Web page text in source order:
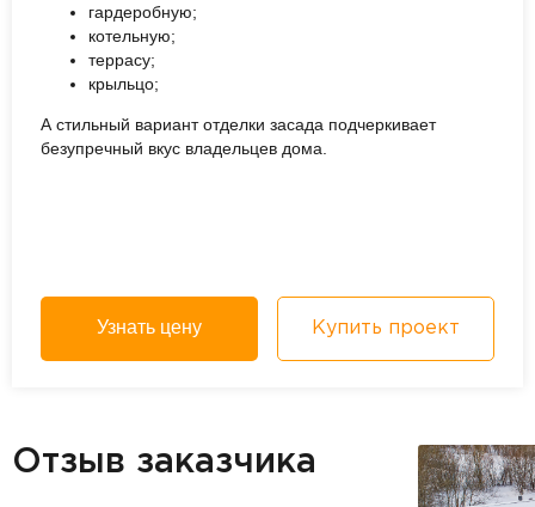
гардеробную;
котельную;
террасу;
крыльцо;
А стильный вариант отделки засада подчеркивает
безупречный вкус владельцев дома.
Узнать цену Купить проект
Отзыв заказчика